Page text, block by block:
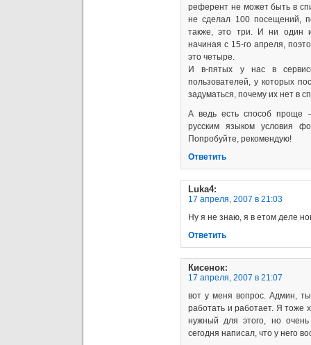
референт не может быть в
не сделал 100 посещений,
также, это три. И ни один
начиная с 15-го апреля,
это четыре.
И в-пятых у нас в
пользователей, у которых
задуматься, почему их нет в
А ведь есть способ проще
русским языком условия
Попробуйте, рекомендую!
Ответить
Luka4:
17 апреля, 2007 в 21:03
Ну я не знаю, я в етом деле
Ответить
Кисенок:
17 апреля, 2007 в 21:07
вот у меня вопрос. Админ,
работать и работает. Я тоже
нужный для этого, но
сегодня написал, что у него